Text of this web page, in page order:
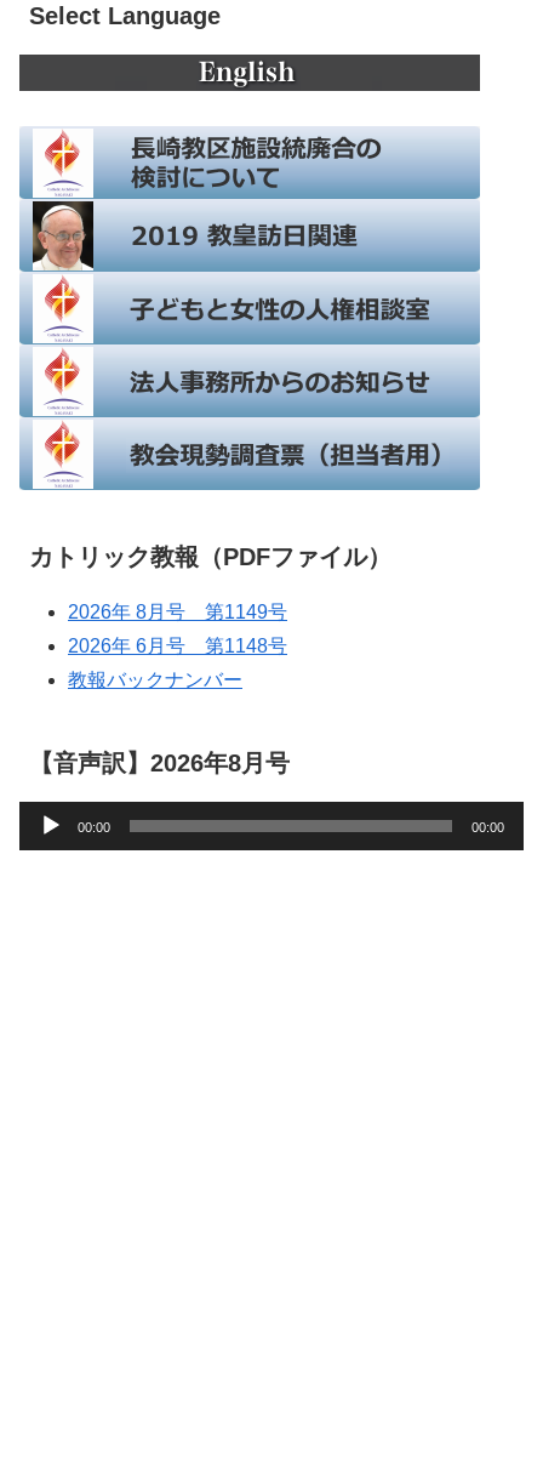
Select Language
カトリック教報（PDFファイル）
2026年 8月号 第1149号
2026年 6月号 第1148号
教報バックナンバー
【音声訳】2026年8月号
声
00:00 00:00